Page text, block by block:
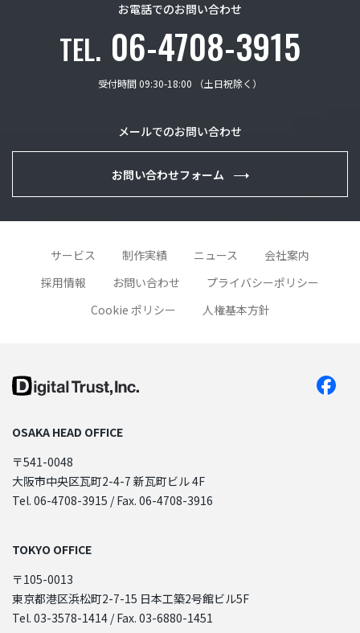
お電話でのお問い合わせ
TEL. 06-4708-3915
受付時間 09:30-18:00 （土日祝除く）
メールでのお問い合わせ
お問い合わせフォーム
サービス 制作実績 ニュース
会社案内
採用情報
お問い合わせ
プライバシーポリシー
Cookie ポリシー
人権基本方針
OSAKA HEAD OFFICE
〒541-0048
大阪市中央区瓦町2-4-7 新瓦町ビル 4F
Tel. 06-4708-3915 / Fax. 06-4708-3916
TOKYO OFFICE
〒105-0013
東京都港区浜松町2-7-15 日本工築2号館ビル5F
Tel. 03-3578-1414 / Fax. 03-6880-1451